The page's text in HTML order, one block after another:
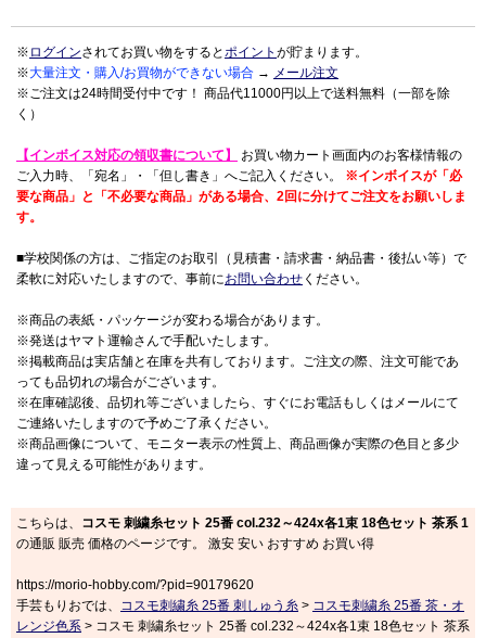
※ ログインされてお買い物をするとポイント が貯まります。
※大量注文・購入/お買物ができない場合 → メール注文
※ご注文は24時間受付中です！ 商品代11000円以上で送料無料（一部を除
く）
【インボイス対応の領収書について】
お買い物カート画面内のお客様情報の
ご入力時、「宛名」・「但し書き」へご記入ください。 ※インボイスが「必
要な商品」と「不必要な商品」がある場合、2回に分けてご注文をお願いしま
す。
■学校関係の方は、ご指定のお取引（見積書・請求書・納品書・後払い等）で
柔軟に対応いたしますので、事前にお問い合わせ ください。
※商品の表紙・パッケージが変わる場合があります。
※発送はヤマト運輸さんで手配いたします。
※掲載商品は実店舗と在庫を共有しております。ご注文の際、注文可能であ
っても品切れの場合がございます。
※在庫確認後、品切れ等ございましたら、すぐにお電話もしくはメールにて
ご連絡いたしますので予めご了承ください。
※商品画像について、モニター表示の性質上、商品画像が実際の色目と多少
違って見える可能性があります。
こちらは、 コスモ 刺繍糸セット 25番 col.232～424x各1束 18色セット 茶系 1
の通販 販売 価格のページです。 激安 安い おすすめ お買い得
https://morio-hobby.com/?pid=90179620
手芸もりおでは、 コスモ刺繍糸 25番 刺しゅう糸 > コスモ刺繍糸 25番 茶・オ
レンジ色系 > コスモ 刺繍糸セット 25番 col.232～424x各1束 18色セット 茶系